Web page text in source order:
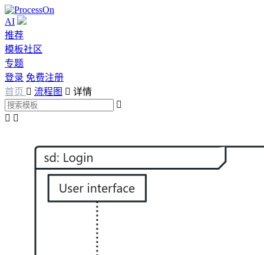
AI
推荐
模板社区
专题
登录 免费注册
首页  流程图  详情

 